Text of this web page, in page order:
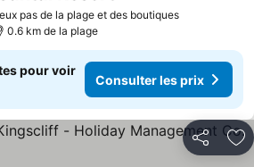
pas de la plage et des boutiquesConsulter
0.6 km de la plage
pour voir
Consulter les prix
Partager